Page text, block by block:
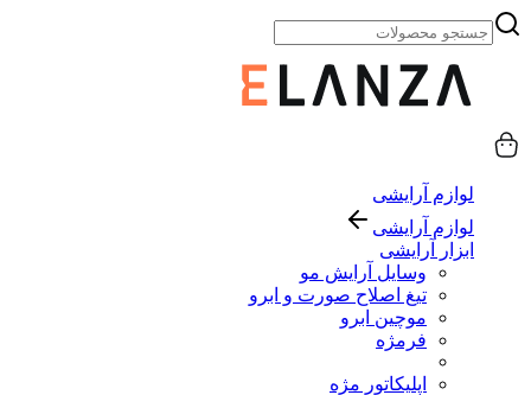
لوازم آرایشی
لوازم آرایشی
ابزار آرایشی
وسایل آرایش مو
تیغ اصلاح صورت و ابرو
موچین ابرو
فرمژه
اپلیکاتور مژه